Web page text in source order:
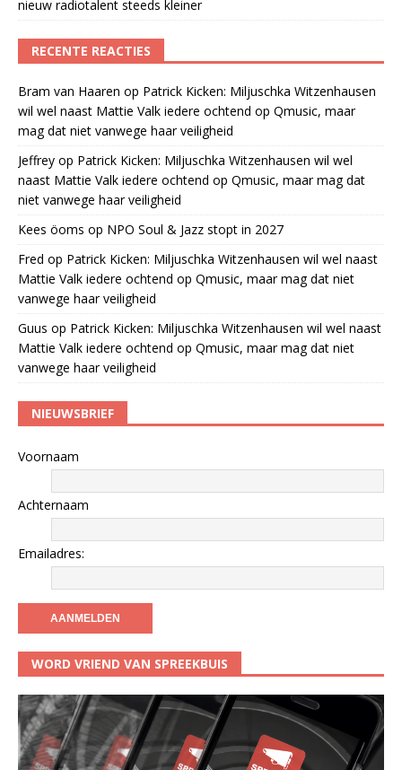
nieuw radiotalent steeds kleiner
RECENTE REACTIES
Bram van Haaren op Patrick Kicken: Miljuschka Witzenhausen
wil wel naast Mattie Valk iedere ochtend op Qmusic, maar
mag dat niet vanwege haar veiligheid
Jeffrey op Patrick Kicken: Miljuschka Witzenhausen wil wel
naast Mattie Valk iedere ochtend op Qmusic, maar mag dat
niet vanwege haar veiligheid
Kees öoms op NPO Soul & Jazz stopt in 2027
Fred op Patrick Kicken: Miljuschka Witzenhausen wil wel naast
Mattie Valk iedere ochtend op Qmusic, maar mag dat niet
vanwege haar veiligheid
Guus op Patrick Kicken: Miljuschka Witzenhausen wil wel naast
Mattie Valk iedere ochtend op Qmusic, maar mag dat niet
vanwege haar veiligheid
NIEUWSBRIEF
Voornaam
Achternaam
Emailadres:
WORD VRIEND VAN SPREEKBUIS